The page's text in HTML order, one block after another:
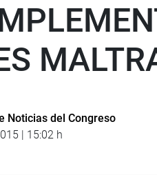
Noticias del Congreso
| 15:02 h